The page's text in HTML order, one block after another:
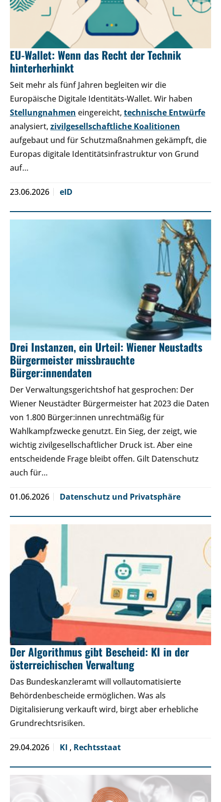
EU-Wallet: Wenn das Recht der Technik
hinterherhinkt
Seit mehr als fünf Jahren begleiten wir die
Europäische Digitale Identitäts-Wallet. Wir haben
Stellungnahmen eingereicht, technische Entwürfe
analysiert, zivilgesellschaftliche Koalitionen
aufgebaut und für Schutzmaßnahmen gekämpft, die
Europas digitale Identitätsinfrastruktur von Grund
auf…
23.06.2026 eID
Drei Instanzen, ein Urteil: Wiener Neustadts
Bürgermeister missbrauchte
Bürger:innendaten
Der Verwaltungsgerichtshof hat gesprochen: Der
Wiener Neustädter Bürgermeister hat 2023 die Daten
von 1.800 Bürger:innen unrechtmäßig für
Wahlkampfzwecke genutzt. Ein Sieg, der zeigt, wie
wichtig zivilgesellschaftlicher Druck ist. Aber eine
entscheidende Frage bleibt offen. Gilt Datenschutz
auch für…
01.06.2026 Datenschutz und Privatsphäre
Der Algorithmus gibt Bescheid: KI in der
österreichischen Verwaltung
Das Bundeskanzleramt will vollautomatisierte
Behördenbescheide ermöglichen. Was als
Digitalisierung verkauft wird, birgt aber erhebliche
Grundrechtsrisiken.
29.04.2026 KI , Rechtsstaat